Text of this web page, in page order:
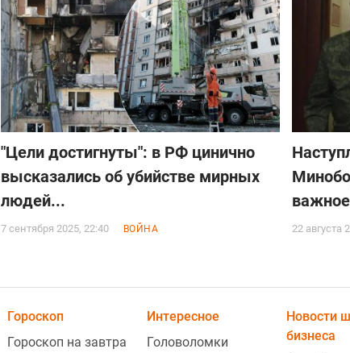
"Цели достигнуты": в РФ цинично
высказались об убийстве мирных
людей...
7 сентября 2025, 22:40 ВОЙНА 22 августа
Гороскоп
Гороскоп на завтра
Интересное
Головоломки
Новости
бизнеса